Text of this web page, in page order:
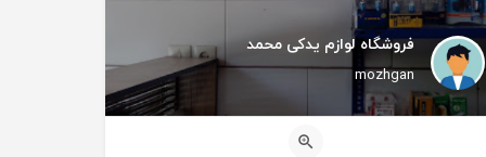
فروشگاه لوازم یدکی محمد
mozhgan